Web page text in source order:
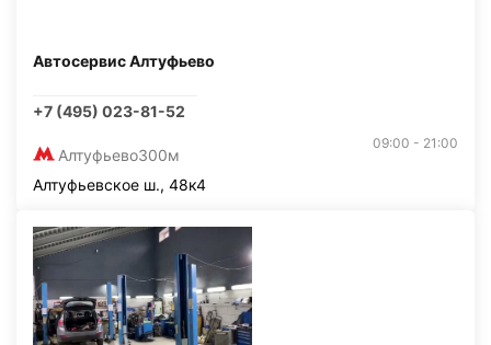
Автосервис Алтуфьево
+7 (495) 023-81-52
Алтуфьево300м
09:00 - 21:00
Алтуфьевское ш., 48к4